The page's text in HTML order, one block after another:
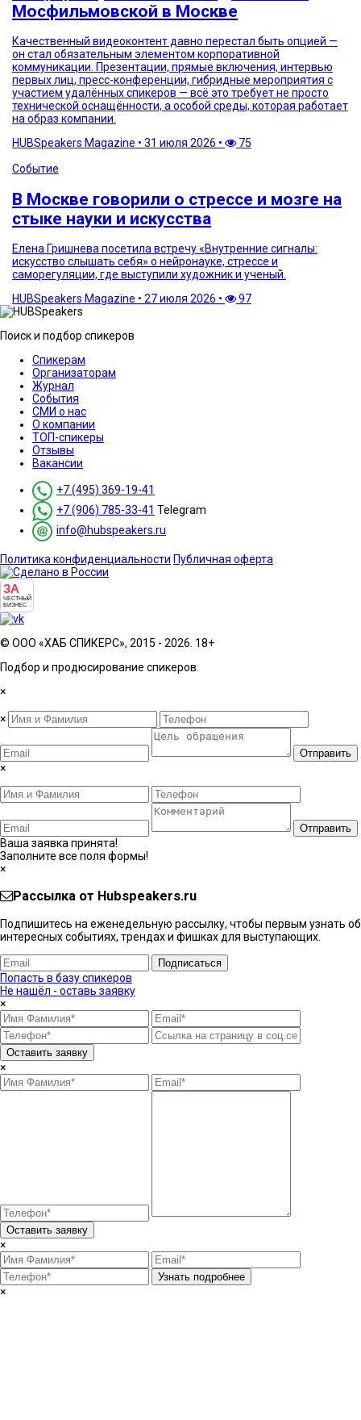
Мосфильмовской в Москве
Качественный видеоконтент давно перестал быть опцией —
он стал обязательным элементом корпоративной
коммуникации. Презентации, прямые включения, интервью
первых лиц, пресс-конференции, гибридные мероприятия с
участием удалённых спикеров — всё это требует не просто
технической оснащённости, а особой среды, которая работает
на образ компании.
HUBSpeakers Magazine • 31 июля 2026 •
75
Событие
В Москве говорили о стрессе и мозге на
стыке науки и искусства
Елена Гришнева посетила встречу «Внутренние сигналы:
искусство слышать себя» о нейронауке, стрессе и
саморегуляции, где выступили художник и ученый.
HUBSpeakers Magazine • 27 июля 2026 • 97
Поиск и подбор спикеров
Спикерам
Организаторам
Журнал
События
СМИ о нас
О компании
ТОП-спикеры
Отзывы
Вакансии
+7 (495) 369-19-41
+7 (906) 785-33-41 Telegram
info@hubspeakers.ru
Политика конфиденциальности Публичная оферта
ЗА
ЧЕСТНЫЙ
БИЗНЕС
© ООО «ХАБ СПИКЕРС», 2015 - 2026. 18+
Подбор и продюсирование спикеров.
×
×
Отправить
×
Отправить
Ваша заявка принята!
Заполните все поля формы!
×
Рассылка от Hubspeakers.ru
Подпишитесь на еженедельную рассылку, чтобы первым узнать об
интересных событиях, трендах и фишках ​для выступающих.
Подписаться
Попасть в базу спикеров
Не нашёл - оставь заявку
×
Оставить заявку
×
Оставить заявку
×
Узнать подробнее
×